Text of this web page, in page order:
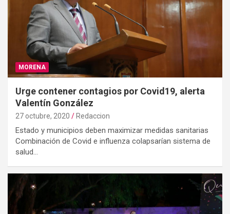
MORENA
Urge contener contagios por Covid19, alerta
Valentín González
27 octubre, 2020 Redaccion
Estado y municipios deben maximizar medidas sanitarias
Combinación de Covid e influenza colapsarían sistema de
salud…